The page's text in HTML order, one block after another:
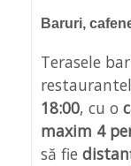
Baruri,
Terasele
18:00, cu o
maxim 4
să fie